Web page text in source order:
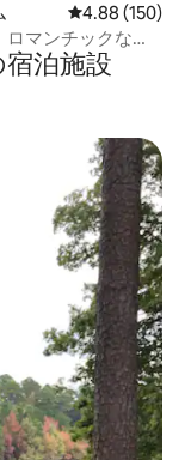
レビュー150
4.88 (150)
マンチックな休
泊施設